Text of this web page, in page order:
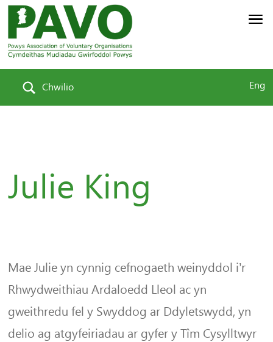
Chwilio Eng
Julie King
Mae Julie yn cynnig cefnogaeth weinyddol i’r
Rhwydweithiau Ardaloedd Lleol ac yn
gweithredu fel y Swyddog ar Ddyletswydd, yn
delio ag atgyfeiriadau ar gyfer y Tîm Cysylltwyr